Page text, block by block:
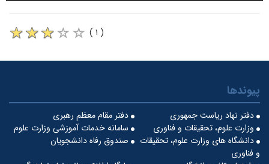
( ۱ )
پیوندها
دفتر مقام معظم رهبری
دفتر نهاد ریاست جمهوری
سامانه خدمات آموزشی وزارت علوم
وزارت علوم، تحقیقات و فناوری
صندوق رفاه دانشجویان
دانشگاه های وزارت علوم، تحقیقات
و فناوری